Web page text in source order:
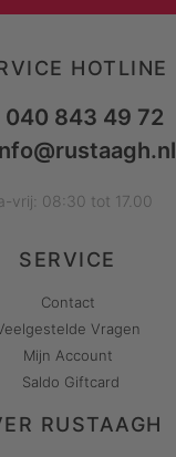
HOTLINE
040 843 49 72
vrij: 08:30 tot 17.00
SERVICE
Contact
Vragen
Mijn Account
Saldo Giftcard
RUSTAAGH